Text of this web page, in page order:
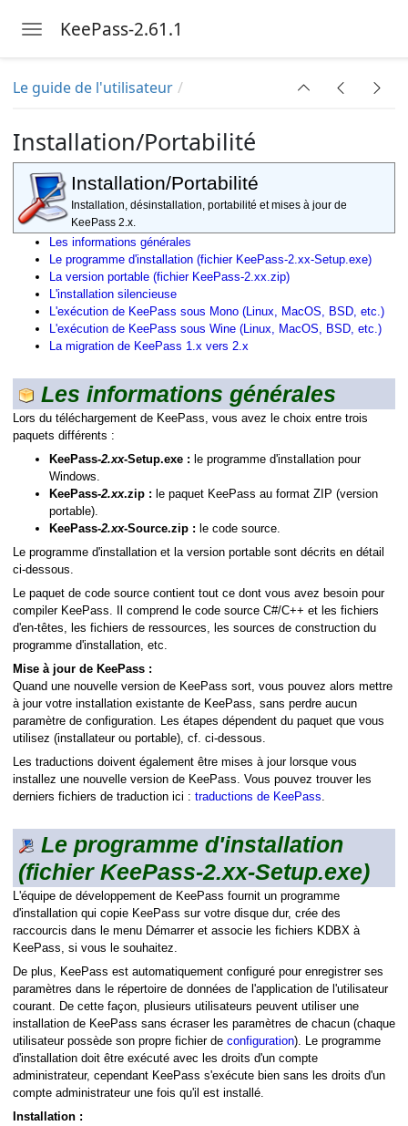
Toggle navigation
KeePass-2.61.1
Le guide de l'utilisateur
Installation/Portabilité
Installation/Portabilité
Installation, désinstallation, portabilité et mises à jour de
KeePass 2.x.
Les informations générales
Le programme d'installation (fichier KeePass-2.xx-Setup.exe)
La version portable (fichier KeePass-2.xx.zip)
L'installation silencieuse
L'exécution de KeePass sous Mono (Linux, MacOS, BSD, etc.)
L'exécution de KeePass sous Wine (Linux, MacOS, BSD, etc.)
La migration de KeePass 1.x vers 2.x
Les informations générales
Lors du téléchargement de KeePass, vous avez le choix entre trois
paquets différents :
KeePass-2.xx-Setup.exe : le programme d'installation pour
Windows.
KeePass-2.xx.zip : le paquet KeePass au format ZIP (version
portable).
KeePass-2.xx-Source.zip : le code source.
Le programme d'installation et la version portable sont décrits en détail
ci-dessous.
Le paquet de code source contient tout ce dont vous avez besoin pour
compiler KeePass. Il comprend le code source C#/C++ et les fichiers
d'en-têtes, les fichiers de ressources, les sources de construction du
programme d'installation, etc.
Mise à jour de KeePass :
Quand une nouvelle version de KeePass sort, vous pouvez alors mettre
à jour votre installation existante de KeePass, sans perdre aucun
paramètre de configuration. Les étapes dépendent du paquet que vous
utilisez (installateur ou portable), cf. ci-dessous.
Les traductions doivent également être mises à jour lorsque vous
installez une nouvelle version de KeePass. Vous pouvez trouver les
derniers fichiers de traduction ici : traductions de KeePass.
Le programme d'installation
(fichier KeePass-2.xx-Setup.exe)
L'équipe de développement de KeePass fournit un programme
d'installation qui copie KeePass sur votre disque dur, crée des
raccourcis dans le menu Démarrer et associe les fichiers KDBX à
KeePass, si vous le souhaitez.
De plus, KeePass est automatiquement configuré pour enregistrer ses
paramètres dans le répertoire de données de l'application de l'utilisateur
courant. De cette façon, plusieurs utilisateurs peuvent utiliser une
installation de KeePass sans écraser les paramètres de chacun (chaque
utilisateur possède son propre fichier de configuration). Le programme
d'installation doit être exécuté avec les droits d'un compte
administrateur, cependant KeePass s'exécute bien sans les droits d'un
compte administrateur une fois qu'il est installé.
Installation :